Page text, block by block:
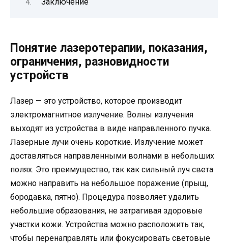
Понятие лазеротерапии, показания,
ограничения, разновидности
устройств
Лазер — это устройство, которое производит
электромагнитное излучение. Волны излучения
выходят из устройства в виде направленного пучка.
Лазерные лучи очень короткие. Излучение может
доставляться направленными волнами в небольших
полях. Это преимущество, так как сильный луч света
можно направить на небольшое поражение (прыщ,
бородавка, пятно). Процедура позволяет удалить
небольшие образования, не затрагивая здоровые
участки кожи. Устройства можно расположить так,
чтобы перенаправлять или фокусировать световые